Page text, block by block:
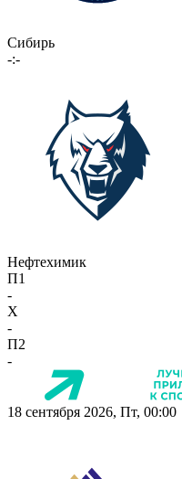
Сибирь
-:-
Нефтехимик
П1
-
X
-
П2
-
18 сентября 2026, Пт, 00:00